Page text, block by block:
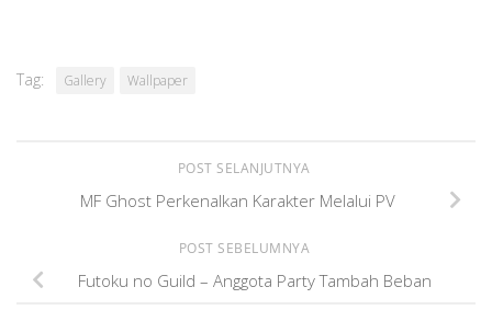
Tag: Gallery Wallpaper
POST SELANJUTNYA
MF Ghost Perkenalkan Karakter Melalui PV
POST SEBELUMNYA
Futoku no Guild – Anggota Party Tambah Beban